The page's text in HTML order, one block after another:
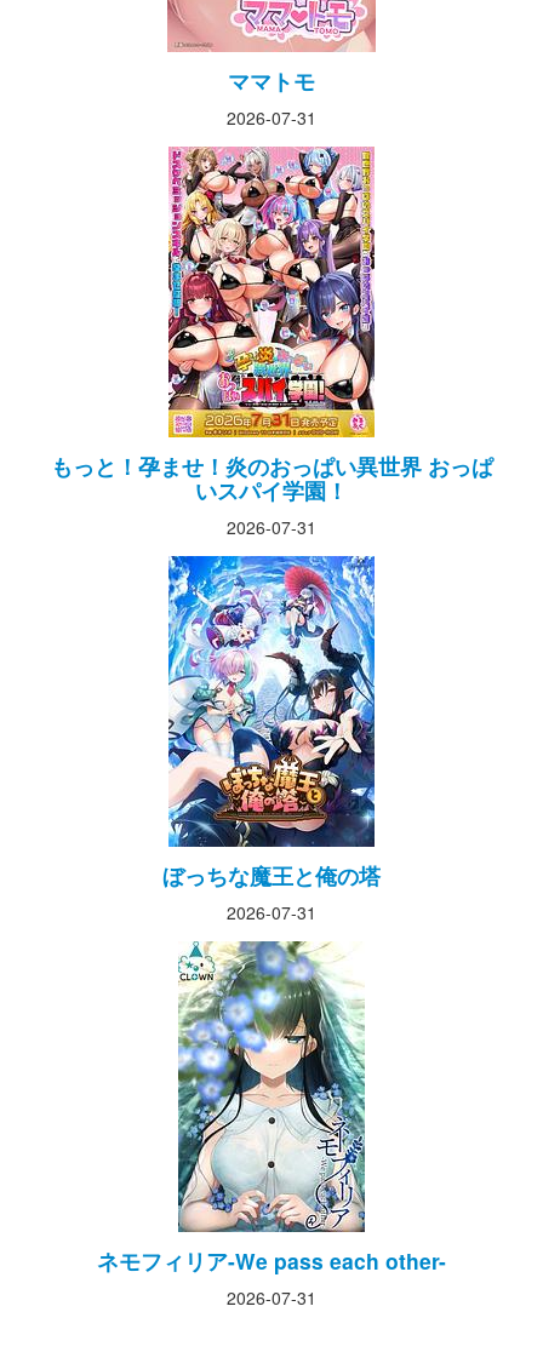
ママトモ
2026-07-31
もっと！孕ませ！炎のおっぱい異世界 おっぱ
いスパイ学園！
2026-07-31
ぼっちな魔王と俺の塔
2026-07-31
ネモフィリア-We pass each other-
2026-07-31